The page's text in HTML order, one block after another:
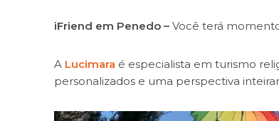
iFriend em Penedo – Você terá
A Lucimara é especialista em turismo
personalizados e uma perspectiva